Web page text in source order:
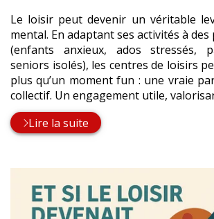
Le loisir peut devenir un véritable
mental. En adaptant ses activités à
(enfants anxieux, ados stressés,
seniors isolés), les centres de loisirs
plus qu’un moment fun : une vraie
collectif. Un engagement utile,
Lire la suite